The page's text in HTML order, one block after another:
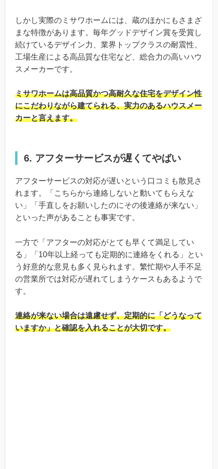
しかし実際のミサワホームには、蔵のほかにもさまざ
まな特徴があります。毎年グッドデザイン賞を受賞し
続けているデザイン力、業界トップクラスの耐震性、
工場生産による高品質な住宅など、総合力の高いハウ
スメーカーです。
ミサワホームは高品質かつ高耐久な住宅をデザイン性
にこだわりながら建てられる、実力のあるハウスメー
カーと言えます。
6. アフターサービスが遅くてやばい
アフターサービスの対応が遅いという口コミも散見さ
れます。「こちらから連絡しないと動いてもらえな
い」「手直しをお願いしたのにその後連絡が来ない」
といった声があることも事実です。
一方で「アフターの対応がとても早くて満足してい
る」「10年以上経っても定期的に連絡をくれる」とい
う好意的な意見も多く見られます。繁忙期や人手不足
の営業所では対応が遅れてしまうケースもあるようで
す。
連絡が来ない場合は遠慮せず、定期的に「どうなって
いますか」と確認を入れることが大切です。